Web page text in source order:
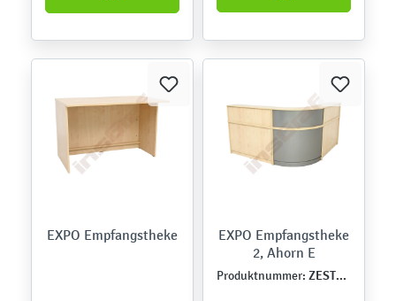
EXPO Empfangstheke
EXPO Empfangstheke
2, Ahorn E
Produktnummer: ZEST6225